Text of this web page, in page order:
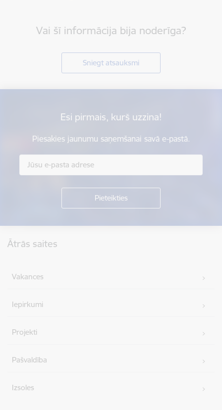
Vai šī informācija bija noderīga?
Sniegt atsauksmi
Esi pirmais, kurš uzzina!
Piesakies jaunumu saņemšanai savā e-pastā.
Ātrās saites
Vakances
Iepirkumi
Projekti
Pašvaldība
Izsoles